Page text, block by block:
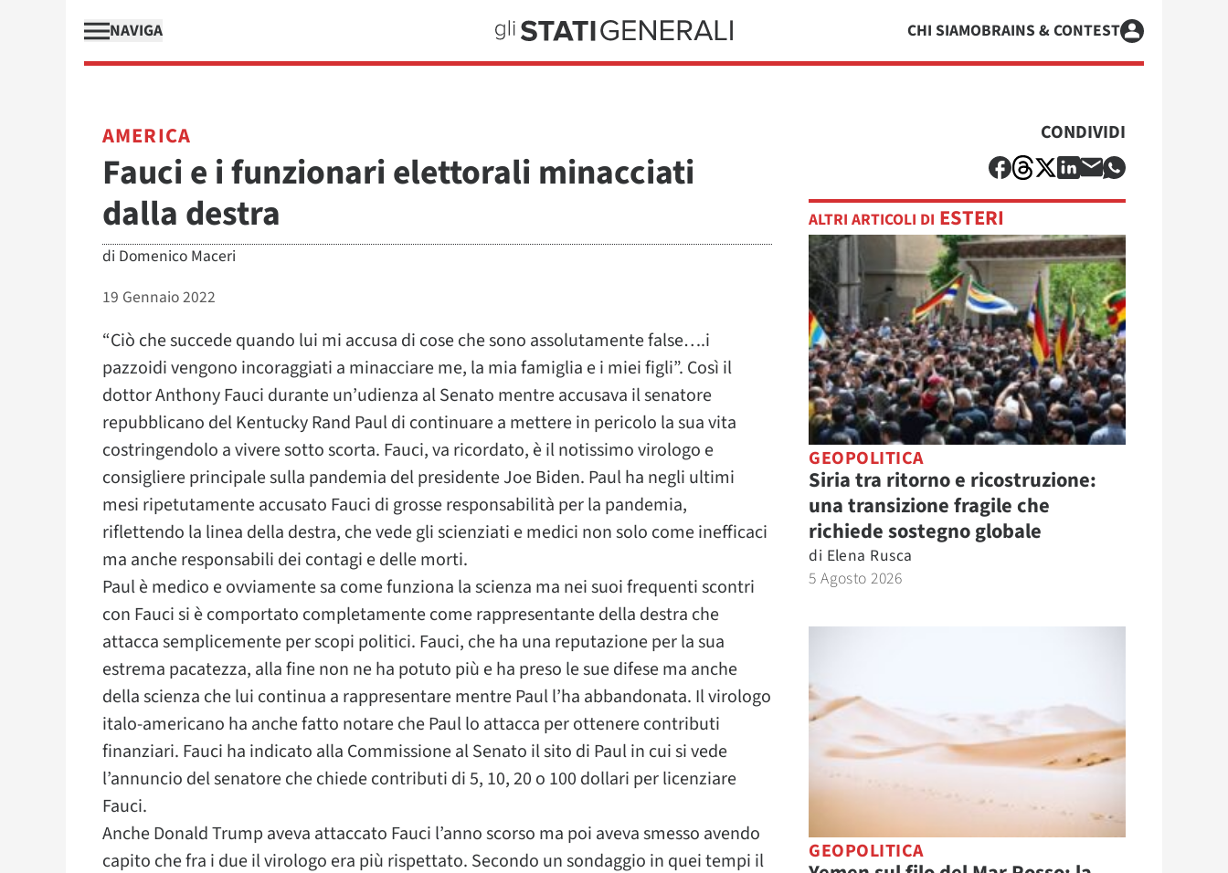
NAVIGA CHI SIAMOBRAINS & CONTEST
AMERICA
Fauci e i funzionari elettorali minacciati
dalla destra
di Domenico Maceri
19 Gennaio 2022
“Ciò che succede quando lui mi accusa di cose che sono assolutamente false….i
pazzoidi vengono incoraggiati a minacciare me, la mia famiglia e i miei figli”. Così il
dottor Anthony Fauci durante un’udienza al Senato mentre accusava il senatore
repubblicano del Kentucky Rand Paul di continuare a mettere in pericolo la sua vita
costringendolo a vivere sotto scorta. Fauci, va ricordato, è il notissimo virologo e
consigliere principale sulla pandemia del presidente Joe Biden. Paul ha negli ultimi
mesi ripetutamente accusato Fauci di grosse responsabilità per la pandemia,
riflettendo la linea della destra, che vede gli scienziati e medici non solo come inefficaci
ma anche responsabili dei contagi e delle morti.
Paul è medico e ovviamente sa come funziona la scienza ma nei suoi frequenti scontri
con Fauci si è comportato completamente come rappresentante della destra che
attacca semplicemente per scopi politici. Fauci, che ha una reputazione per la sua
estrema pacatezza, alla fine non ne ha potuto più e ha preso le sue difese ma anche
della scienza che lui continua a rappresentare mentre Paul l’ha abbandonata. Il virologo
italo-americano ha anche fatto notare che Paul lo attacca per ottenere contributi
finanziari. Fauci ha indicato alla Commissione al Senato il sito di Paul in cui si vede
l’annuncio del senatore che chiede contributi di 5, 10, 20 o 100 dollari per licenziare
Fauci.
Anche Donald Trump aveva attaccato Fauci l’anno scorso ma poi aveva smesso avendo
capito che fra i due il virologo era più rispettato. Secondo un sondaggio in quei tempi il
CONDIVIDI
ALTRI ARTICOLI DI ESTERI
GEOPOLITICA
Siria tra ritorno e ricostruzione:
una transizione fragile che
richiede sostegno globale
di Elena Rusca
5 Agosto 2026
GEOPOLITICA